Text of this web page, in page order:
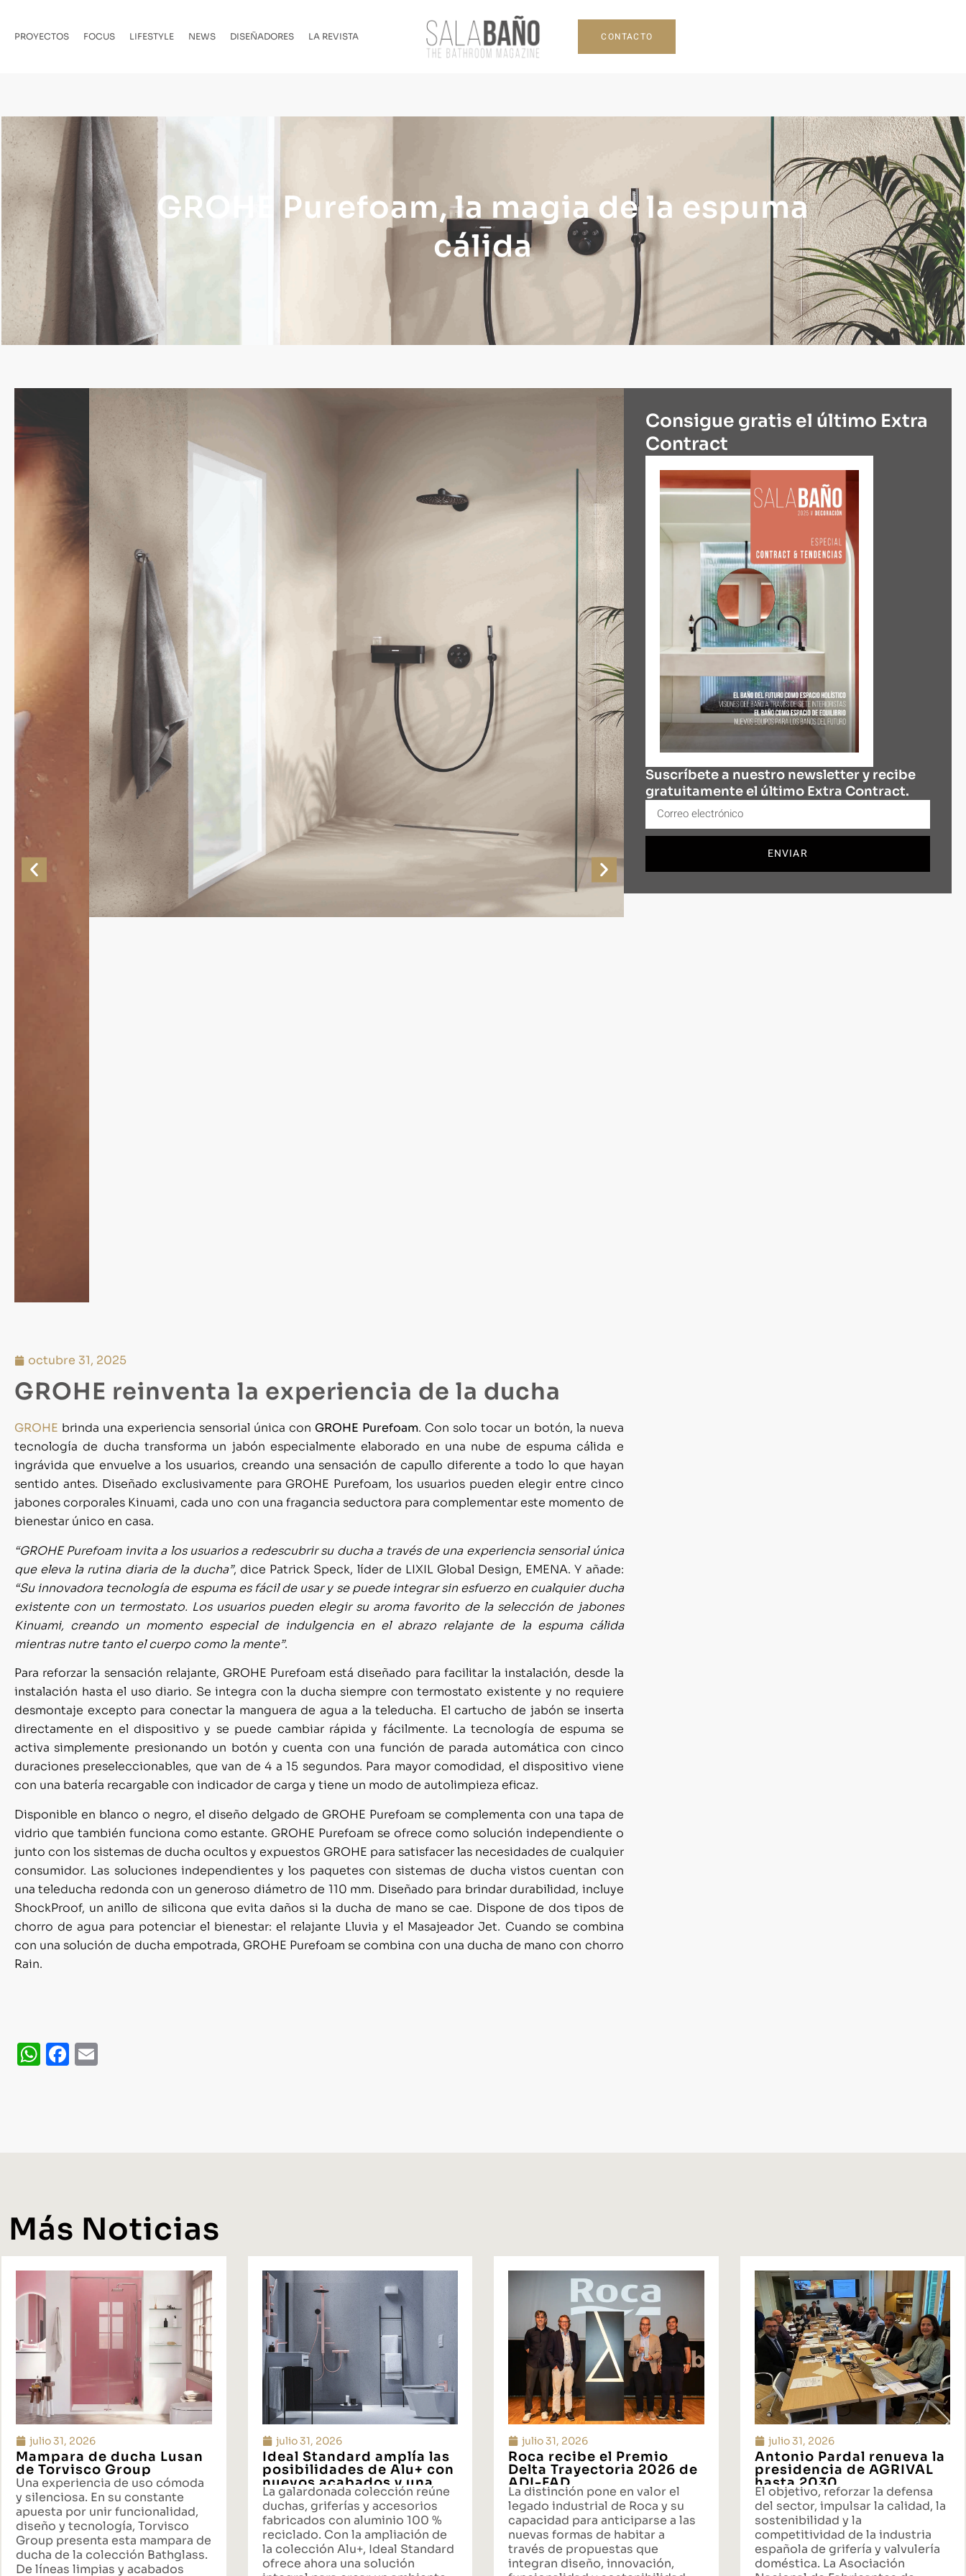
PROYECTOS FOCUS LIFESTYLE NEWS DISEÑADORES LA REVISTA CONTACTO
GROHE Purefoam, la magia de la espuma
cálida
octubre 31, 2025
GROHE reinventa la experiencia de la ducha
GROHE brinda una experiencia sensorial única con GROHE Purefoam. Con solo tocar un botón, la nueva
tecnología de ducha transforma un jabón especialmente elaborado en una nube de espuma cálida e
ingrávida que envuelve a los usuarios, creando una sensación de capullo diferente a todo lo que hayan
sentido antes. Diseñado exclusivamente para GROHE Purefoam, los usuarios pueden elegir entre cinco
jabones corporales Kinuami, cada uno con una fragancia seductora para complementar este momento de
bienestar único en casa.
“GROHE Purefoam invita a los usuarios a redescubrir su ducha a través de una experiencia sensorial única
que eleva la rutina diaria de la ducha”, dice Patrick Speck, líder de LIXIL Global Design, EMENA. Y añade:
“Su innovadora tecnología de espuma es fácil de usar y se puede integrar sin esfuerzo en cualquier ducha
existente con un termostato. Los usuarios pueden elegir su aroma favorito de la selección de jabones
Kinuami, creando un momento especial de indulgencia en el abrazo relajante de la espuma cálida
mientras nutre tanto el cuerpo como la mente”.
Para reforzar la sensación relajante, GROHE Purefoam está diseñado para facilitar la instalación, desde la
instalación hasta el uso diario. Se integra con la ducha siempre con termostato existente y no requiere
desmontaje excepto para conectar la manguera de agua a la teleducha. El cartucho de jabón se inserta
directamente en el dispositivo y se puede cambiar rápida y fácilmente. La tecnología de espuma se
activa simplemente presionando un botón y cuenta con una función de parada automática con cinco
duraciones preseleccionables, que van de 4 a 15 segundos. Para mayor comodidad, el dispositivo viene
con una batería recargable con indicador de carga y tiene un modo de autolimpieza eficaz.
Disponible en blanco o negro, el diseño delgado de GROHE Purefoam se complementa con una tapa de
vidrio que también funciona como estante. GROHE Purefoam se ofrece como solución independiente o
junto con los sistemas de ducha ocultos y expuestos GROHE para satisfacer las necesidades de cualquier
consumidor. Las soluciones independientes y los paquetes con sistemas de ducha vistos cuentan con
una teleducha redonda con un generoso diámetro de 110 mm. Diseñado para brindar durabilidad, incluye
ShockProof, un anillo de silicona que evita daños si la ducha de mano se cae. Dispone de dos tipos de
chorro de agua para potenciar el bienestar: el relajante Lluvia y el Masajeador Jet. Cuando se combina
con una solución de ducha empotrada, GROHE Purefoam se combina con una ducha de mano con chorro
Rain.
WhatsApp
Facebook
Consigue gratis el último Extra
Contract
Suscríbete a nuestro newsletter y recibe
gratuitamente el último Extra Contract.
ENVIAR
Más Noticias
julio 31, 2026
Mampara de ducha Lusan
de Torvisco Group
Una experiencia de uso cómoda
y silenciosa. En su constante
apuesta por unir funcionalidad,
diseño y tecnología, Torvisco
Group presenta esta mampara de
ducha de la colección Bathglass.
De líneas limpias y acabados
julio 31, 2026
Ideal Standard amplía las
posibilidades de Alu+ con
nuevos acabados y una
propuesta integral de
baño
La galardonada colección reúne
duchas, griferías y accesorios
fabricados con aluminio 100 %
reciclado. Con la ampliación de
la colección Alu+, Ideal Standard
ofrece ahora una solución
julio 31, 2026
Roca recibe el Premio
Delta Trayectoria 2026 de
ADI-FAD
La distinción pone en valor el
legado industrial de Roca y su
capacidad para anticiparse a las
nuevas formas de habitar a
través de propuestas que
integran diseño, innovación,
julio 31, 2026
Antonio Pardal renueva la
presidencia de AGRIVAL
hasta 2030
El objetivo, reforzar la defensa
del sector, impulsar la calidad, la
sostenibilidad y la
competitividad de la industria
española de grifería y valvulería
doméstica. La Asociación